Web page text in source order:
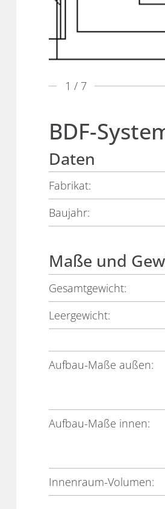
1 / 7
BDF-
Daten
Fabrikat:
Baujahr:
Maße und
Gesamtgewicht:
Leergewicht:
Aufbau-Maße außen:
Aufbau-Maße innen:
Innenraum-Volumen: